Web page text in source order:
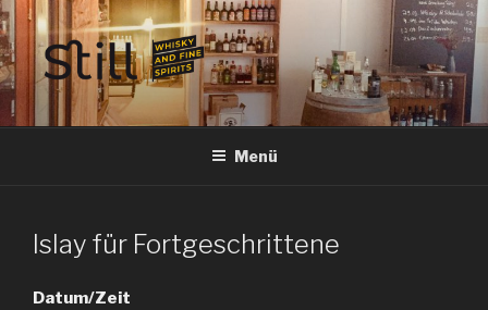
Zum
Inhalt
springen
STILL SPIRITS HILDESHEIM
Whisky, Rum, Gin, Cognac, Tequila und Tastings in Hildesheim
Menü
Islay für Fortgeschrittene
Datum/Zeit